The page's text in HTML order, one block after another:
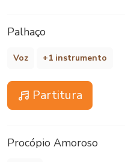
Palhaço
Voz +1 instrumento
Partitura
Procópio Amoroso